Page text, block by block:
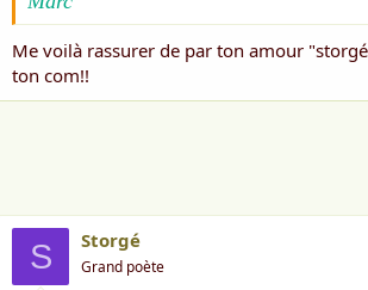
Me voilà rassurer de par ton amour
ton com!!
S Storgé
Grand poète